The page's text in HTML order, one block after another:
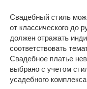
Свадебный стиль
от классического до
должен отражать
соответствовать
Свадебное платье
выбрано с учетом
усадебного